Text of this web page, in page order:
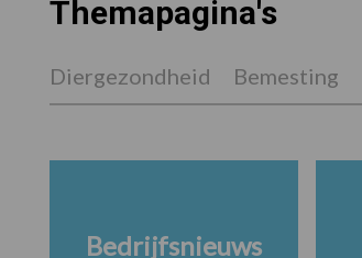
Themapagina's
Diergezondheid Bemesting
Bedrijfsnieuws